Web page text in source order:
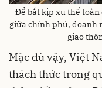
Để bắt kịp xu thế toàn
giữa chính phủ, doanh
giao
Mặc dù vậy, Việt
thách thức trong